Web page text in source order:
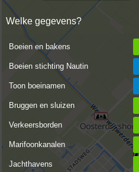
Welke gegevens?
Boeien en bakens
Boeien stichting Nautin
Toon boeinamen
Bruggen en sluizen
Verkeersborden
Marifoonkanalen
Jachthavens